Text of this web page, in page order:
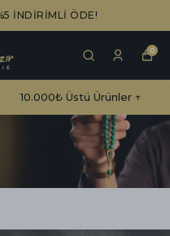
İNDİRİMLİ ÖDE!
0
10.000₺ Üstü Ürünler ↑